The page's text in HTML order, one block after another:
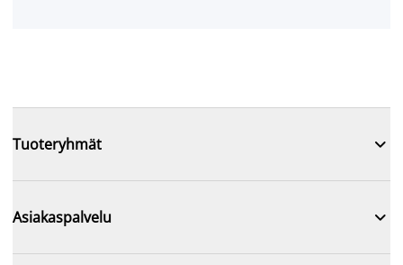
Tuoteryhmät 
Asiakaspalvelu 